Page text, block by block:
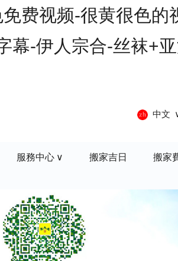
费视频-很黄很色的
幕-伊人宗合-丝袜+
中文
服務中心 搬家吉日 搬家